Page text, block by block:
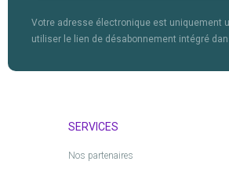
Votre adresse électronique est uniquement
utiliser le lien de désabonnement intégré
SERVICES
Nos partenaires